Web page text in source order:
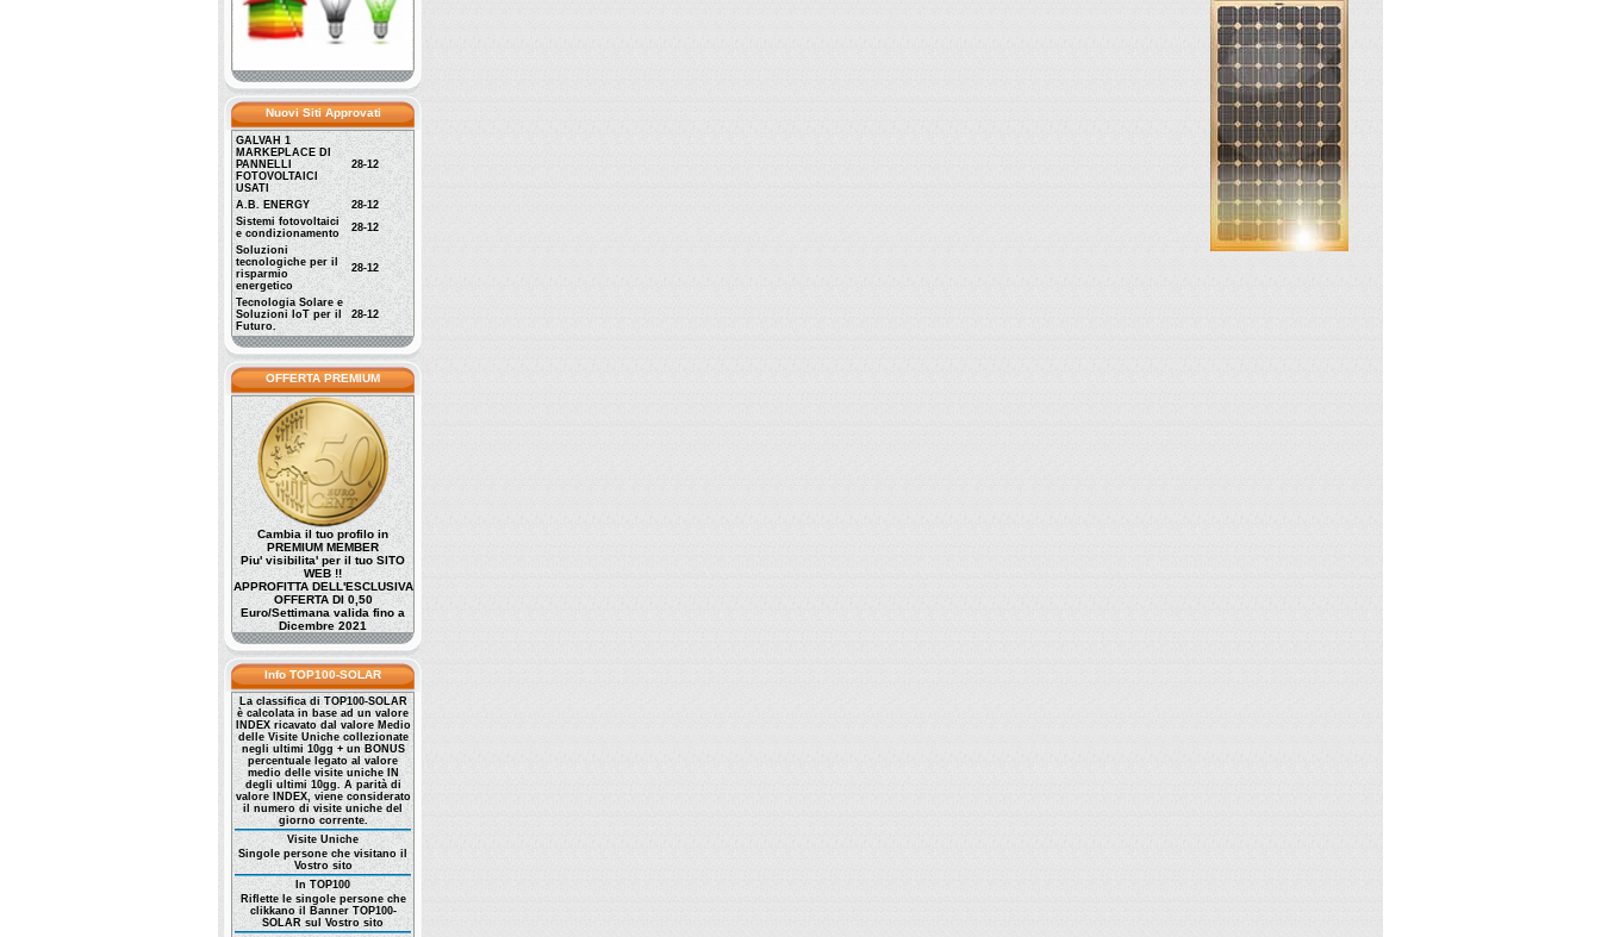
Nuovi Siti Approvati
GALVAH 1
MARKEPLACE DI
PANNELLI
FOTOVOLTAICI
USATI
28-12
A.B. ENERGY
28-12
Sistemi fotovoltaici
e condizionamento
28-12
Soluzioni
tecnologiche per il
risparmio
energetico
28-12
Tecnologia Solare e
Soluzioni IoT per il
Futuro.
28-12
OFFERTA PREMIUM
Cambia il tuo profilo in
PREMIUM MEMBER
Piu' visibilita' per il tuo SITO
WEB !!
APPROFITTA DELL'ESCLUSIVA
OFFERTA DI 0,50
Euro/Settimana valida fino a
Dicembre 2021
Info TOP100-SOLAR
La classifica di TOP100-SOLAR
è calcolata in base ad un valore
INDEX ricavato dal valore Medio
delle Visite Uniche collezionate
negli ultimi 10gg + un BONUS
percentuale legato al valore
medio delle visite uniche IN
degli ultimi 10gg. A parità di
valore INDEX, viene considerato
il numero di visite uniche del
giorno corrente.
Visite Uniche
Singole persone che visitano il
Vostro sito
In TOP100
Riflette le singole persone che
clikkano il Banner TOP100-
SOLAR sul Vostro sito